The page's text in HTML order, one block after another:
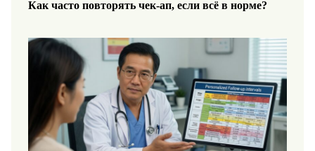
Как часто повторять чек‑ап, если всё в норме?